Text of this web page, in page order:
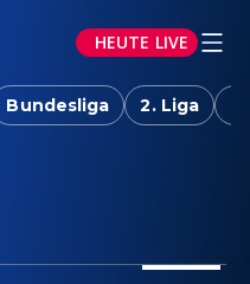
HEUTE LIVE
Bundesliga 2. Liga